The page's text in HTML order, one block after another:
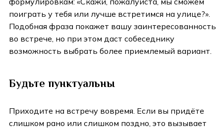
поиграть у тебя или лучше встретимся на улице?».
Подобная фраза покажет вашу заинтересованность
во встрече, но при этом даст собеседнику
возможность выбрать более приемлемый вариант.
Будьте пунктуальны
Приходите на встречу вовремя. Если вы придёте
слишком рано или слишком поздно, это вызывает